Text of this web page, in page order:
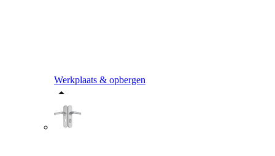
Werkplaats & opbergen